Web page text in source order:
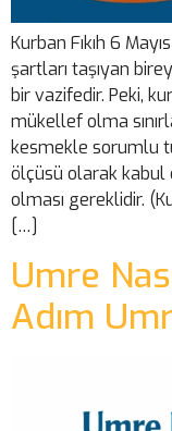
Kurban Fıkıh 6
şartları taşıyan
bir vazifedir. Peki,
mükellef olma
kesmekle sorumlu
ölçüsü olarak kabul
olması gereklidir.
[…]
Umre
Adım